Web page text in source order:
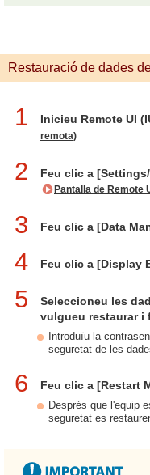
Restauració de dades
1 Inicieu Remote UI
remota)
2 Feu clic a
Pantalla de Remote
3 Feu clic a [Data
4 Feu clic a [Display
5
Seleccioneu les
vulgueu restaurar i
Introduïu la
seguretat de les
6 Feu clic a [Restart
Després que l'equip
seguretat es